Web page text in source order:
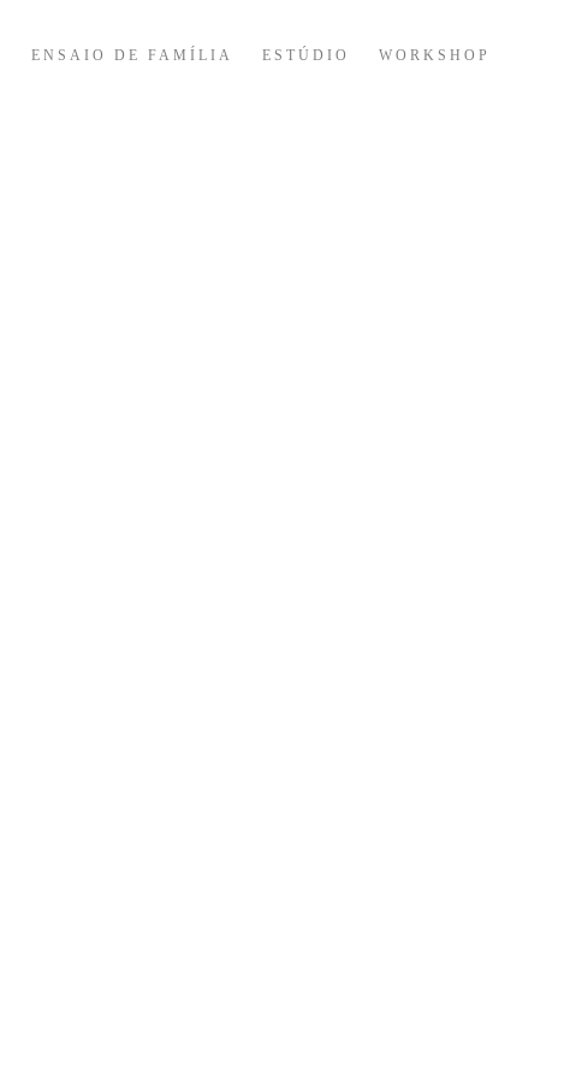
ENSAIO DE FAMÍLIA ESTÚDIO WORKSHOP